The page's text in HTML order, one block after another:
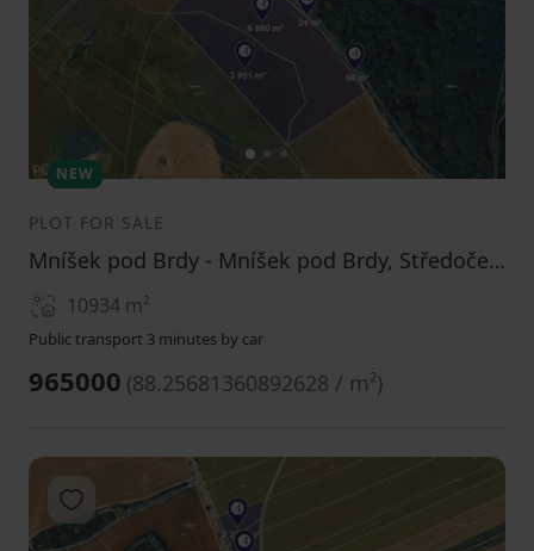
12
NEW
PLOT FOR SALE
Mníšek pod Brdy - Mníšek pod Brdy, Středočeský Region
10934 m²
Public transport 3 minutes by car
965000 (88.25681360892628 / m²)
Add to favorites